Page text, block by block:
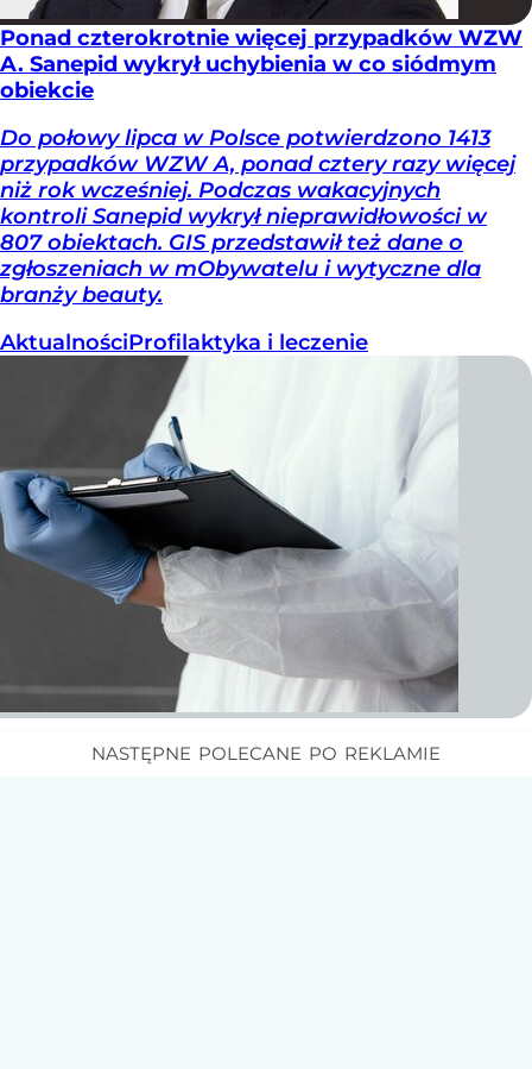
Ponad czterokrotnie więcej przypadków WZW
A. Sanepid wykrył uchybienia w co siódmym
obiekcie
Do połowy lipca w Polsce potwierdzono 1413
przypadków WZW A, ponad cztery razy więcej
niż rok wcześniej. Podczas wakacyjnych
kontroli Sanepid wykrył nieprawidłowości w
807 obiektach. GIS przedstawił też dane o
zgłoszeniach w mObywatelu i wytyczne dla
branży beauty.
AktualnościProfilaktyka i leczenie